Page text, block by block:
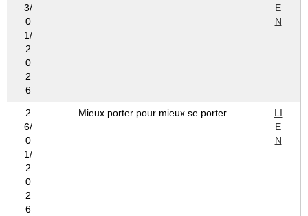
3/
0
1/
2
0
2
6
E
N
2
6/
0
1/
2
0
2
6
Mieux porter pour mieux se porter
LI
E
N